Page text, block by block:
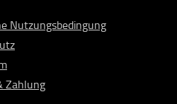
Nutzungsbedingung
Zahlung